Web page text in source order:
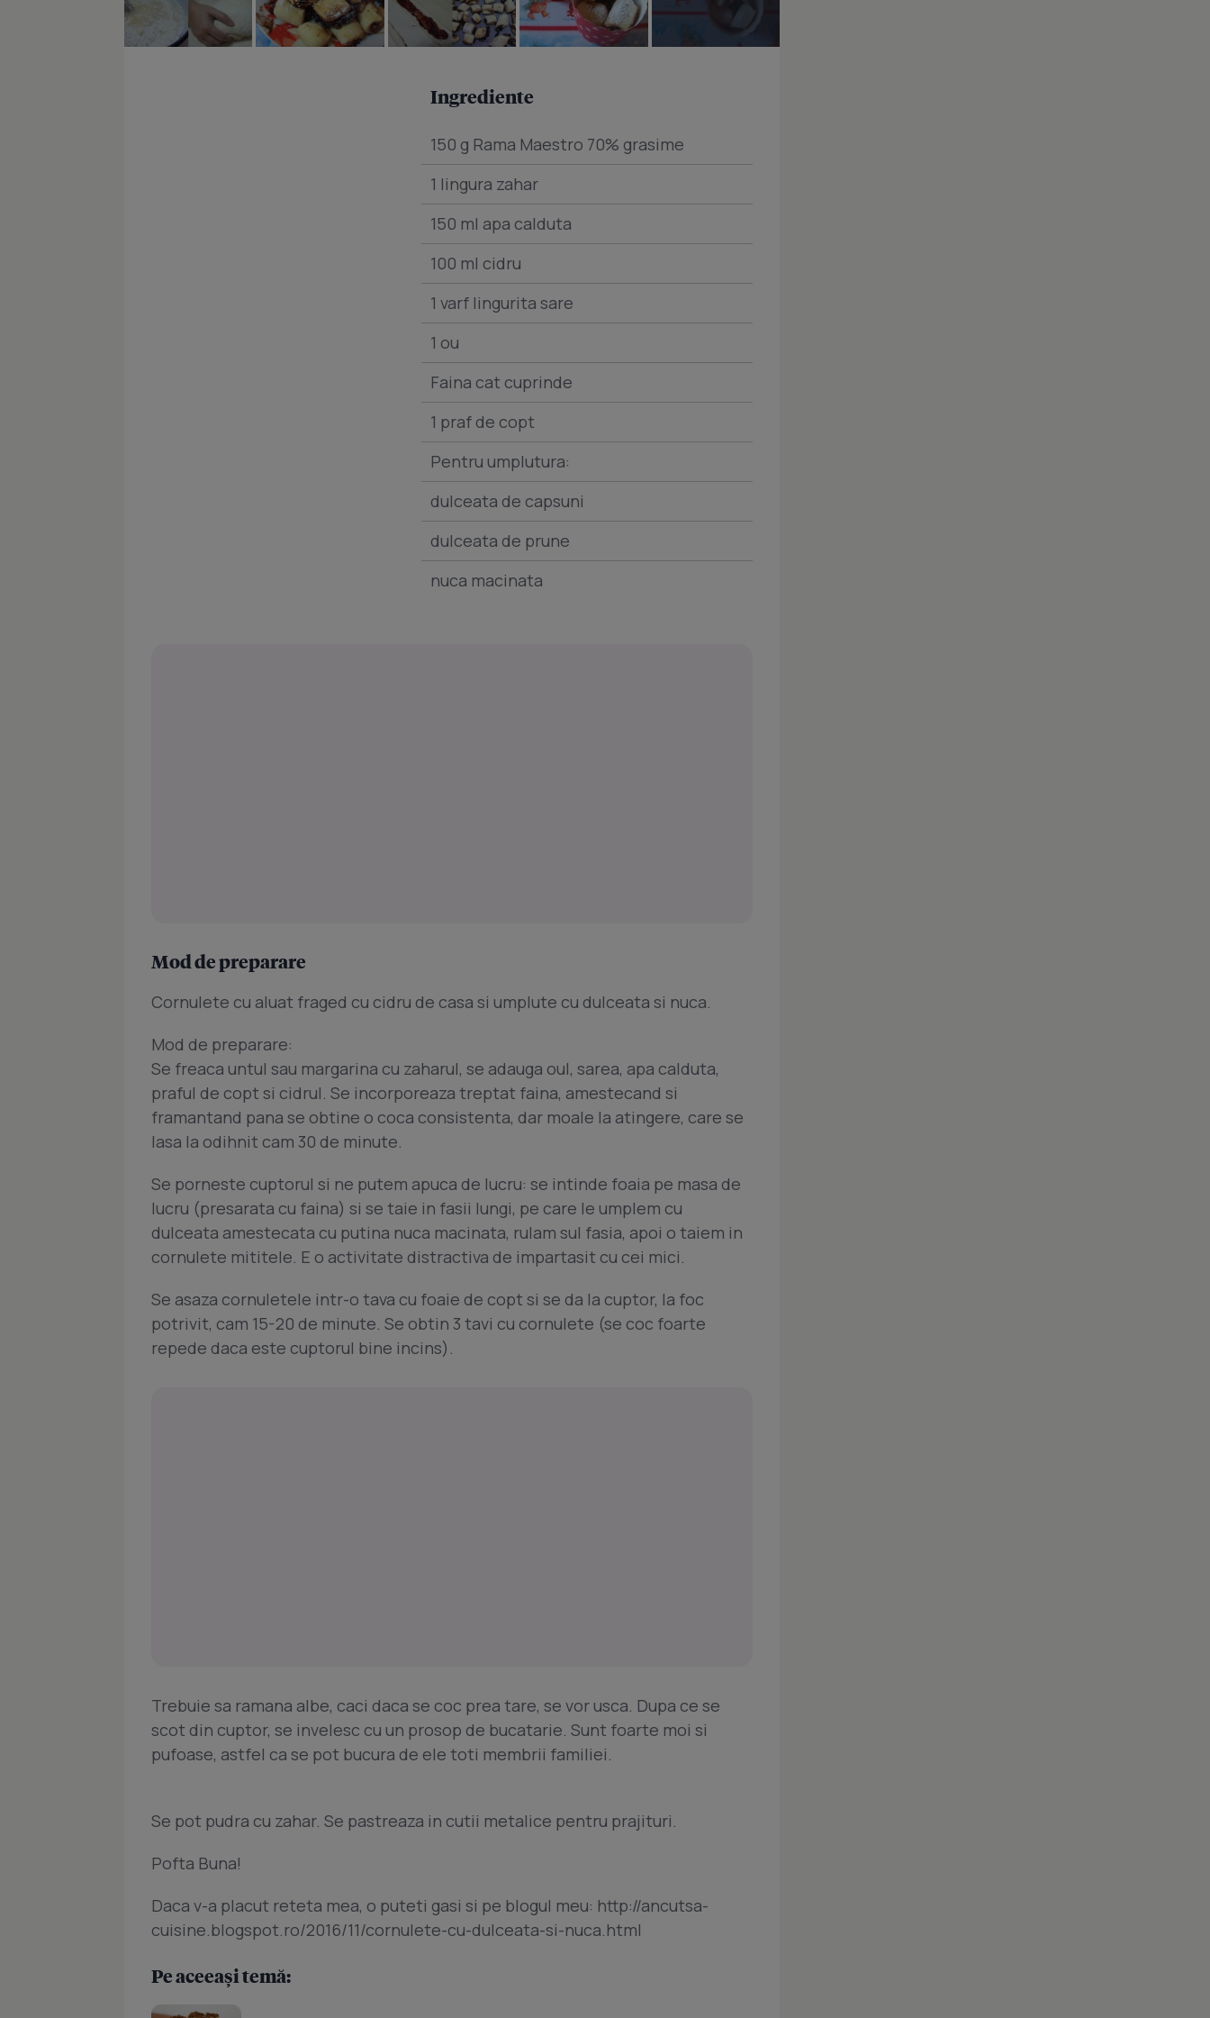
Ingrediente
150 g Rama Maestro 70% grasime
1 lingura zahar
150 ml apa calduta
100 ml cidru
1 varf lingurita sare
1 ou
Faina cat cuprinde
1 praf de copt
Pentru umplutura:
dulceata de capsuni
dulceata de prune
nuca macinata
Mod de preparare
Cornulete cu aluat fraged cu cidru de casa si umplute cu dulceata si nuca.
Mod de preparare:
Se freaca untul sau margarina cu zaharul, se adauga oul, sarea, apa calduta,
praful de copt si cidrul. Se incorporeaza treptat faina, amestecand si
framantand pana se obtine o coca consistenta, dar moale la atingere, care se
lasa la odihnit cam 30 de minute.
Se porneste cuptorul si ne putem apuca de lucru: se intinde foaia pe masa de
lucru (presarata cu faina) si se taie in fasii lungi, pe care le umplem cu
dulceata amestecata cu putina nuca macinata, rulam sul fasia, apoi o taiem in
cornulete mititele. E o activitate distractiva de impartasit cu cei mici.
Se asaza cornuletele intr-o tava cu foaie de copt si se da la cuptor, la foc
potrivit, cam 15-20 de minute. Se obtin 3 tavi cu cornulete (se coc foarte
repede daca este cuptorul bine incins).
Trebuie sa ramana albe, caci daca se coc prea tare, se vor usca. Dupa ce se
scot din cuptor, se invelesc cu un prosop de bucatarie. Sunt foarte moi si
pufoase, astfel ca se pot bucura de ele toti membrii familiei.
Se pot pudra cu zahar. Se pastreaza in cutii metalice pentru prajituri.
Pofta Buna!
Daca v-a placut reteta mea, o puteti gasi si pe blogul meu: http://ancutsa-
cuisine.blogspot.ro/2016/11/cornulete-cu-dulceata-si-nuca.html
Pe aceeași temă: